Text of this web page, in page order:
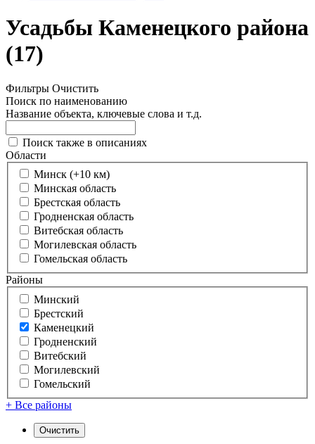
Усадьбы Каменецкого района
(17)
Фильтры Очистить
Поиск по наименованию
Название объекта, ключевые слова и т.д.
Поиск также в описаниях
Области
Минск (+10 км)
Минская область
Брестская область
Гродненская область
Витебская область
Могилевская область
Гомельская область
Районы
Минский
Брестский
Каменецкий
Гродненский
Витебский
Могилевский
Гомельский
+ Все районы